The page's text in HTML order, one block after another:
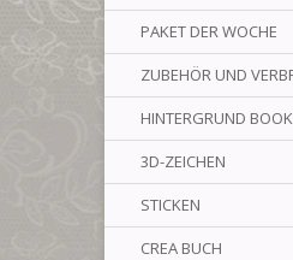
PAKET DER WOCHE
ZUBEHÖR UND
HINTERGRUND
3D-ZEICHEN
STICKEN
CREA BUCH